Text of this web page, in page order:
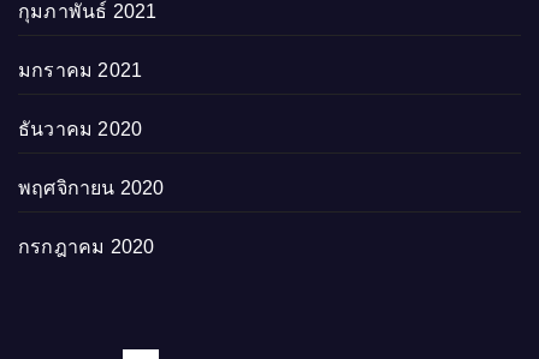
กุมภาพันธ์ 2021
มกราคม 2021
ธันวาคม 2020
พฤศจิกายน 2020
กรกฎาคม 2020